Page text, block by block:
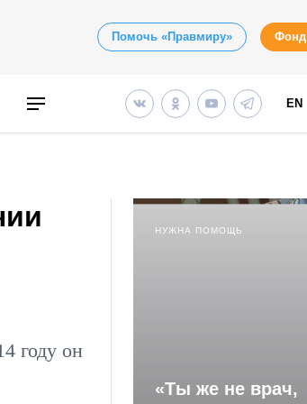
Помочь «Правмиру» Фонд
EN
году он
НУЖНА ПОМОЩЬ
«Ты же не врач,